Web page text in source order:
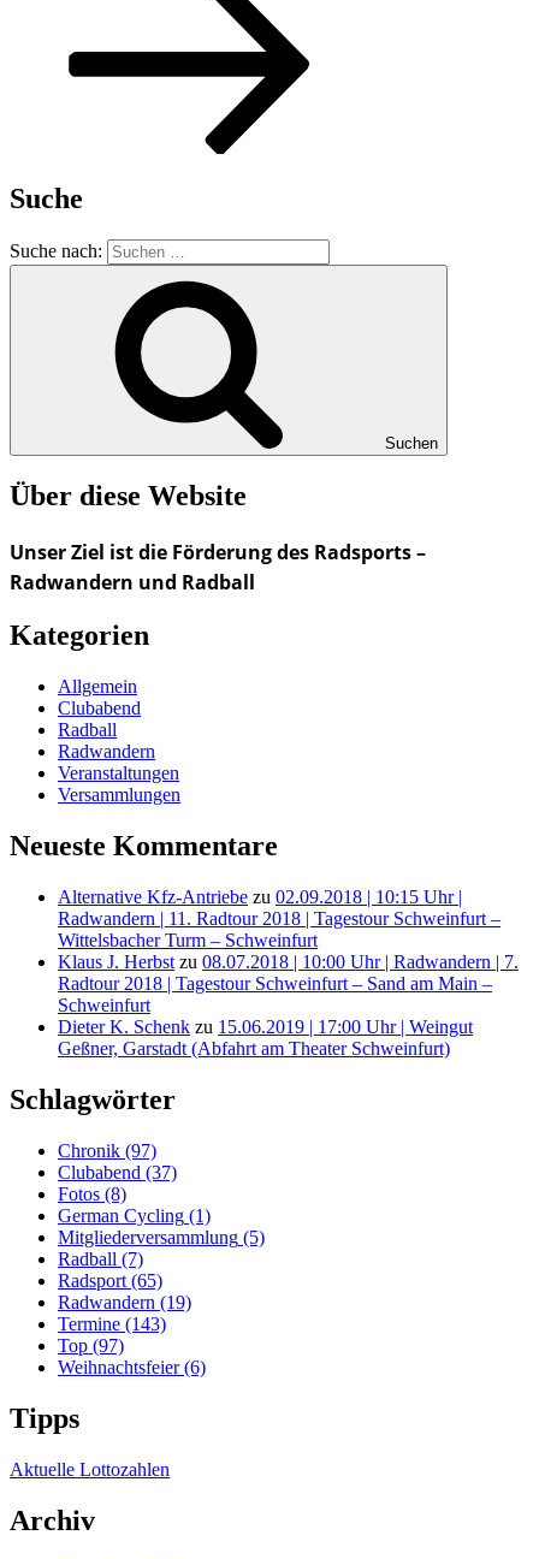
Suche
Suche nach:
Suchen
Über diese Website
Unser Ziel ist die Förderung des Radsports –
Radwandern und Radball
Kategorien
Allgemein
Clubabend
Radball
Radwandern
Veranstaltungen
Versammlungen
Neueste Kommentare
Alternative Kfz-Antriebe zu 02.09.2018 | 10:15 Uhr |
Radwandern | 11. Radtour 2018 | Tagestour Schweinfurt –
Wittelsbacher Turm – Schweinfurt
Klaus J. Herbst zu 08.07.2018 | 10:00 Uhr | Radwandern | 7.
Radtour 2018 | Tagestour Schweinfurt – Sand am Main –
Schweinfurt
Dieter K. Schenk zu 15.06.2019 | 17:00 Uhr | Weingut
Geßner, Garstadt (Abfahrt am Theater Schweinfurt)
Schlagwörter
Chronik (97)
Clubabend (37)
Fotos (8)
German Cycling (1)
Mitgliederversammlung (5)
Radball (7)
Radsport (65)
Radwandern (19)
Termine (143)
Top (97)
Weihnachtsfeier(6)
Tipps
Aktuelle Lottozahlen
Archiv